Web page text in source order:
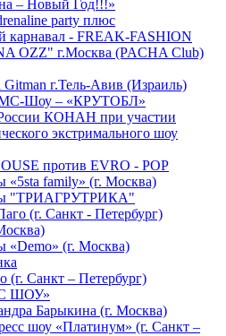
– Новый Год!!!»
party плюс
карнавал - FREAK-FASHION
OZZ" г.Москва (PACHA Club)
г.Тель-Авив (Израиль)
Шоу – «КРУТОБЛ»
КОНАН при участии
экстримального шоу
против EVRO - POP
«5sta family» (г. Москва)
"ТРИАГРУТРИКА"
(г. Санкт - Петербург)
«Demo» (г. Москва)
(г. Санкт – Петербург)
ШОУ»
Барыкина (г. Москва)
шоу «Платинум» (г. Санкт –